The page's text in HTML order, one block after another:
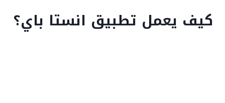
كيف يعمل تطبيق انستا باي؟